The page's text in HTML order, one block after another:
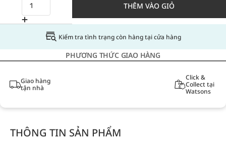
THÊM VÀO GIỎ
Kiểm tra tình trạng còn hàng tại cửa hàng
PHƯƠNG THỨC GIAO HÀNG
Giao hàng
tận nhà
Click &
Collect tại
Watsons
THÔNG TIN SẢN PHẨM